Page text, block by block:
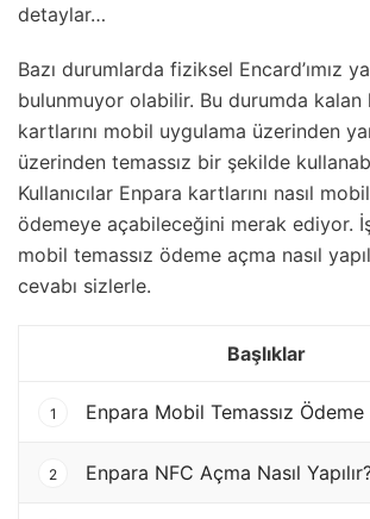
detaylar…
Bazı durumlarda fiziksel Encard’ımız
bulunmuyor olabilir. Bu durumda kalan
kartlarını mobil uygulama üzerinden
üzerinden temassız bir şekilde
Kullanıcılar Enpara kartlarını nasıl
ödemeye açabileceğini merak ediyor.
mobil temassız ödeme açma nasıl
cevabı sizlerle.
Başlıklar
1 Enpara Mobil Temassız Ödeme
2 Enpara NFC Açma Nasıl